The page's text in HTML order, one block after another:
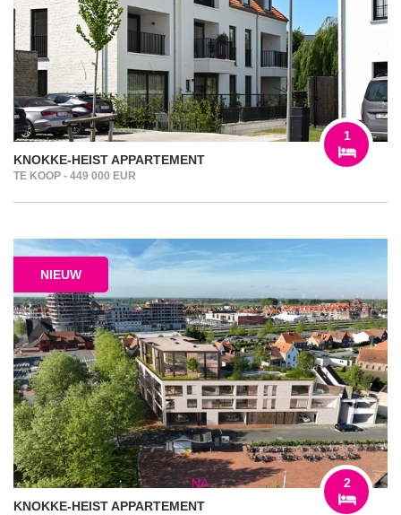
KNOKKE-HEIST APPARTEMENT
TE KOOP - 449 000 EUR
1
NIEUW
KNOKKE-HEIST APPARTEMENT
2